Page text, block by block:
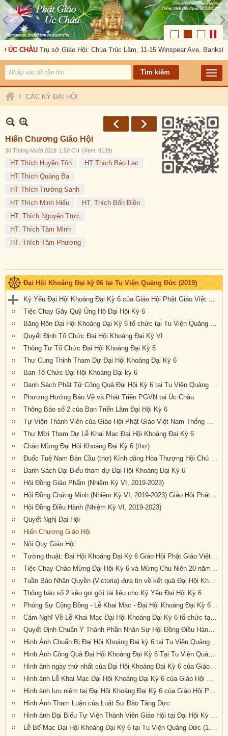
ÚC CHÂU Trụ sở Giáo Hội: Chùa Trúc Lâm, 11-15 Winspear Ave,
› CÁC KỲ ĐẠI HỘI
Hiến Chương Giáo Hội
30 Tháng Mười 2019 1:50 CH (Xem: 9139)
HT Thích Huyền Tôn
HT Thích Bảo Lạc
HT Thích Quảng Ba
HT Thích Trường Sanh
HT Thích Minh Hiếu
HT. Thích Bổn Điền
HT. Thích Nguyên Trực
HT. Thích Tâm Minh
HT. Thích Tâm Phương
Đại Hội Khoáng Đại kỳ 06 tại Tu Viện Quảng Đức (2019)
Kỷ Yếu Đại Hội Khoáng Đại Kỳ 6 của Giáo Hội Phật Giáo Việt Nam Thống Nhất Hải Ngoại tại Úc Đại Lợi-Tân Tây Lan
Tiệc Chay Gây Quỹ Ủng Hộ Đại Hội Kỳ 6
Băng Rôn Đại Hội Khoáng Đại Kỳ 6 tổ chức tại Tu Viện Quảng Đức từ ngày 20 đến 22 tháng 9 năm 2019
Quyết Định Tổ Chức Đại Hội Khoáng Đại Kỳ VI
Thông Tư Tổ Chức Đại Hội Khoáng Đại Kỳ 6
Thư Cung Thỉnh Tham Dự Đại Hội Khoáng Đại Kỳ 6
Ban Tổ Chức Đại Hội Khoáng Đại kỳ 6
Danh Sách Phật Tử Công Quả Đại Hội Kỳ 6 tại Tu Viện Quảng Đức
Phương Hướng Bảo Vệ và Phát Triển PGVN tại Úc Châu
Thông Báo số 2 của Ban Triển Lãm Đại Hội Kỳ 6
Tự Viện Thành Viên của Giáo Hội Phật Giáo Việt Nam Thống Nhất Hải Ngoại tại Úc Đại Lợi- Tân Tây Lan.
Thư Mời Tham Dự Lễ Khai Mạc Đại Hội Khoáng Đại Kỳ 6
Chào Mừng Đại Hội Khoáng Đại Kỳ 6 (thơ)
Đuốc Tuệ Nam Bán Cầu (thơ) Kính dâng Hòa Thượng Hội Chủ cùng Chư Tôn Đức và quý Phật tử gần xa đang về dự Đại Hội Kỳ 6 tại Tu Viện Quảng Đức
Danh Sách Đại Biểu tham dự Đại Hội Khoáng Đại Kỳ 6
Hội Đồng Giáo Phẩm (Nhiệm Kỳ VI, 2019-2023)
Hội Đồng Chứng Minh (Nhiệm Kỳ VI, 2019-2023) Giáo Hội Phật Giáo Việt Nam Thống Nhất Hải Ngoại tại Úc Đại Lợi – Tân Tây Lan
Hội Đồng Điều Hành (Nhiệm Kỳ VI, 2019-2023)
Quyết Nghị Đại Hội
Hiến Chương Giáo Hội
Nội Quy Giáo Hội
Tường thuật: Đại Hội Khoáng Đại Kỳ 6 Giáo Hội Phật Giáo Việt Nam Thống Nhất Hải Ngoại Tại Úc Đại Lợi-Tân Tây Lan, tổ chức tại Tu Viện Quảng Đức, thành tựu viên mãn
Tiệc Chay Chào Mừng Đại Hội Kỳ 6 và Mừng Chu Niên 20 năm (1999-2019) của Giáo Hội Phật Giáo Việt Nam Thống Nhất Hải Ngoại tại Úc Đại Lợi-Tân Tây Lan
Tuần Báo Nhân Quyền (Victoria) đưa tin về kết quả Đại Hội Khoáng Đại Kỳ 6 tổ chức tại Tu Viện Quảng Đức từ ngày 20 đến ngày 22 tháng 9 năm 2019
Thông báo số 2 kêu gọi gởi tài liệu cho Kỷ Yếu Đại Hội Kỳ 6
Phóng Sự Cộng Đồng - Lễ Khai Mạc - Đại Hội Khoáng Đại Kỳ 6 - Tu Viện Quảng Đức
Cảm Nghĩ Về Lễ Khai Mạc Đại Hội Khoáng Đại Kỳ 6 tổ chức tại Tu Viện Quảng Đức, Melbourne, Úc Châu (21/9/2019)
Quyết Định Chuẩn Y Thành Phần Nhân Sự Hội Đồng Điều Hành Nhiệm Kỳ VI (2019-2023)
Hình Ảnh Chuẩn Bị Đại Hội Khoáng Đại kỳ 6 tại Tu Viện Quảng Đức, Melbourne, Úc Châu (hình chụp trưa Thứ Sáu, 20-9-2019)
Hình Ảnh Công Quả Đại Hội Khoáng Đại Kỳ 6 Tại Tu Viện Quảng Đức
Hình ảnh ngày thứ nhất của Đại Hội Khoáng Đại Kỳ 6 của Giáo Hội PGVNTNHN tại UĐL-TTL ( Thứ Sáu, ngày 20/09/2019)
Hình ảnh Lễ Khai Mạc Đại Hội Khoáng Đại Kỳ 6 của Giáo Hội Phật Giáo Việt Nam Thống Nhất Hải Ngoại tại Úc Đại Lợi Tân Tây Lan (10.30am Thứ Bảy 21-9-2019)
Hình ảnh lưu niệm tại Đại Hội Khoáng Đại Kỳ 6 của Giáo Hội Phật Giáo Việt Nam Thống Nhất Hải Ngoại tại Úc Đại Lợi Tân Tây Lan (10.30am Thứ Bảy 21-9-2019)
Hình Ảnh Tham Luận của Luật Sư Đào Tăng Dực
Hình ảnh Đại Biểu Tự Viện Thành Viên Giáo Hội tại Đại Hội Kỳ 6 được tổ chức tại Tu Viện Quảng Đức, Melbourne, Victoria, trong 3 ngày 20, 21 và 22 tháng 9 năm 2019
Lễ Bế Mạc Đại Hội Khoáng Đại Kỳ 6 tại Tu Viện Quảng Đức (1.pm-2.30pm, chiều chủ nhật 22-9-2019)